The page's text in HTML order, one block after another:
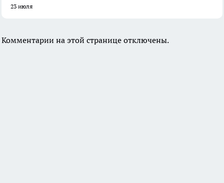
23 июля
Комментарии на этой странице отключены.